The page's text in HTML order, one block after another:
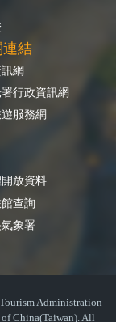
連結
網
行政資訊網
服務網
放資料
查詢
象署
Administration
China(Taiwan). All